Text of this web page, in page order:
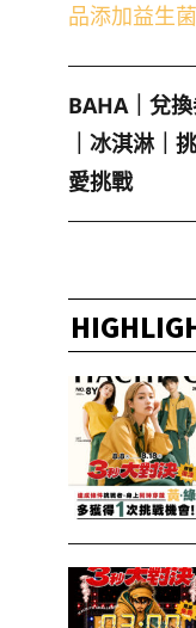
品添加益生
BAHA｜ 兌
冰淇淋｜
愛挑戰